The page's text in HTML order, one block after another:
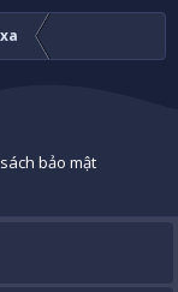
bảo mật